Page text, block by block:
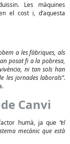
Les màquines
el cost i, d’aquesta
a les fàbriques, als
posat fi a la pobresa,
ni tan sols han
les jornades laborals”.
Canvi
humà, ja que “el
mecànic que està